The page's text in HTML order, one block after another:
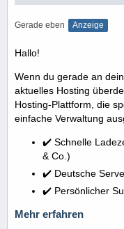
Gerade eben Anzeige
Hallo!
Wenn du gerade an
aktuelles Hosting
Hosting-Plattform, die
einfache Verwaltung
✔️ Schnelle
& Co.)
✔️ Deutsche
✔️ Persönlicher
Mehr erfahren